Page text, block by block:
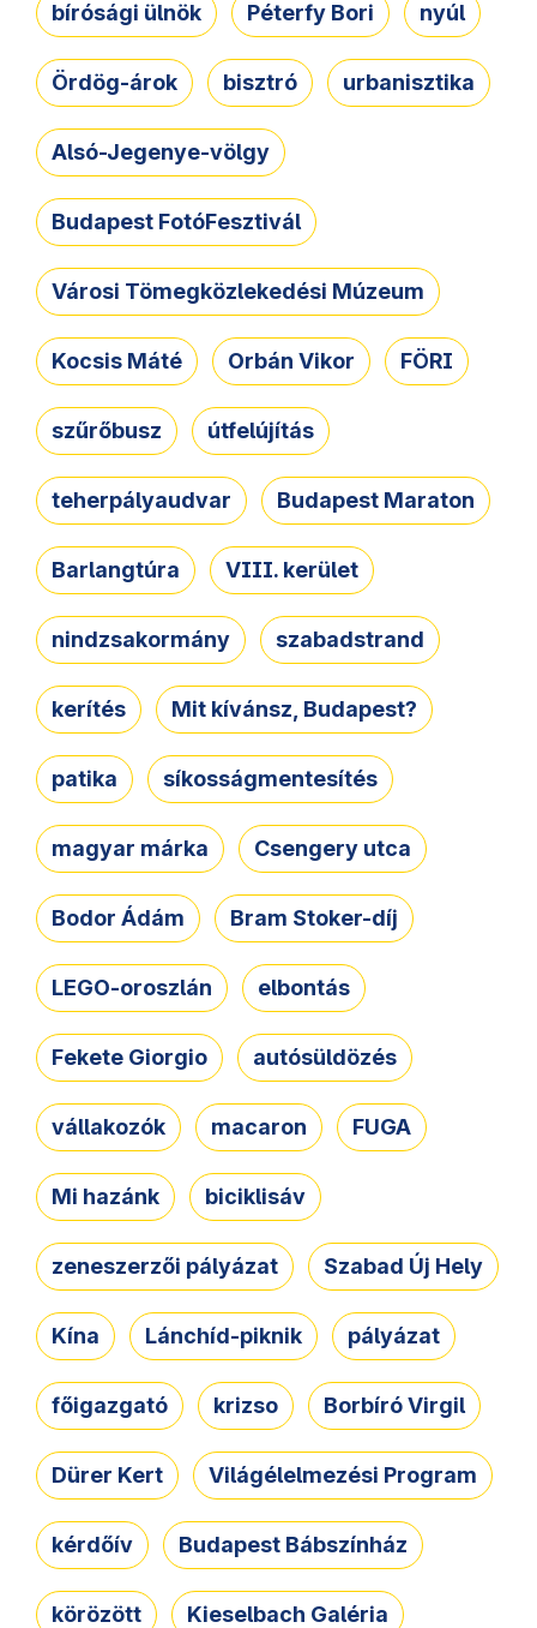
bírósági ülnök Péterfy Bori nyúl
Ördög-árok bisztró urbanisztika
Alsó-Jegenye-völgy
Budapest FotóFesztivál
Városi Tömegközlekedési Múzeum
Kocsis Máté Orbán Vikor FÖRI
szűrőbusz útfelújítás
teherpályaudvar Budapest Maraton
Barlangtúra VIII. kerület
nindzsakormány szabadstrand
kerítés Mit kívánsz, Budapest?
patika síkosságmentesítés
magyar márka Csengery utca
Bodor Ádám Bram Stoker-díj
LEGO-oroszlán elbontás
Fekete Giorgio autósüldözés
vállakozók macaron FUGA
Mi hazánk biciklisáv
zeneszerzői pályázat Szabad Új Hely
Kína Lánchíd-piknik pályázat
főigazgató krizso Borbíró Virgil
Dürer Kert Világélelmezési Program
kérdőív Budapest Bábszínház
körözött Kieselbach Galéria